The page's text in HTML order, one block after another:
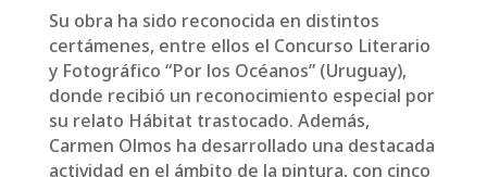
Su obra ha sido reconocida en distintos
certámenes, entre ellos el Concurso Literario
y Fotográfico “Por los Océanos” (Uruguay),
donde recibió un reconocimiento especial por
su relato Hábitat trastocado. Además,
Carmen Olmos ha desarrollado una destacada